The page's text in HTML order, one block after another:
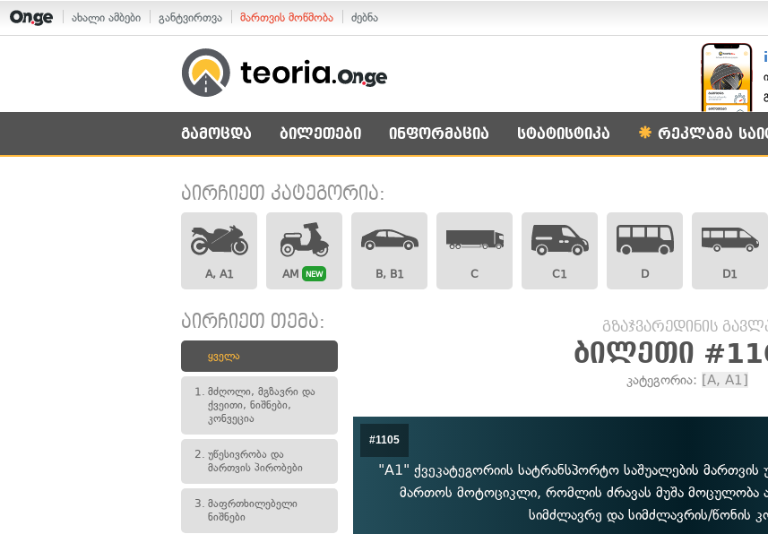
ახალი ამბები განტვირთვა მართვის მოწმობა ძებნა
გამოცდა ბილეთები ინფორმაცია სტატისტიკა რეკლამა
აირჩიეთ კატეგორია:
A, A1 AM NEW B, B1 C C1 D D1
აირჩიეთ თემა:
ყველა
1. მძღოლი, მგზავრი და
ქვეითი, ნიშნები,
კონვეცია
2. უწესივრობა და
მართვის პირობები
3. მაფრთხილებელი
ნიშნები
გზაჯვარედინის
ბილეთი
კატეგორია: [A, A1]
#1105
"A1" ქვეკატეგორიის სატრანსპორტო საშუალების
მართოს მოტოციკლი, რომლის ძრავას მუშა მოცულობა
სიმძლავრე და სიმძლავრის/წონის